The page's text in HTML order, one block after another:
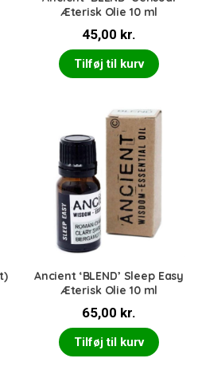
Æterisk Olie 10 ml
45,00 kr.
Tilføj til kurv
Ancient ‘BLEND’ Sleep Easy
Æterisk Olie 10 ml
65,00 kr.
Tilføj til kurv